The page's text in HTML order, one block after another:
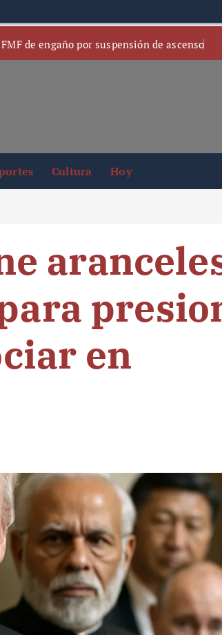
de engaño por suspensión de ascenso
Cultura Hoy
en